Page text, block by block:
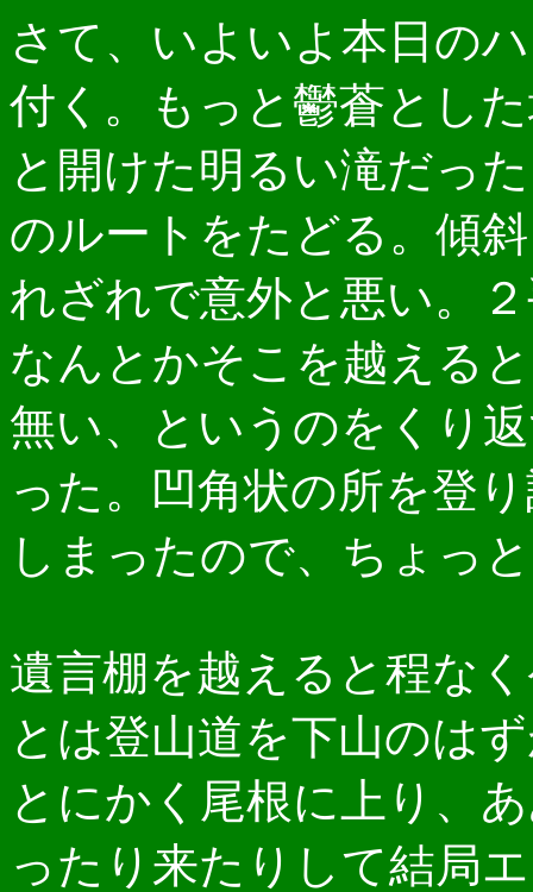
さて、いよいよ本日の
付く。もっと鬱蒼とし
と開けた明るい滝だっ
のルートをたどる。傾
れざれで意外と悪い。
なんとかそこを越える
無い、というのをくり
った。凹角状の所を登
しまったので、ちょっ
遺言棚を越えると程な
とは登山道を下山のは
とにかく尾根に上り、
ったり来たりして結局